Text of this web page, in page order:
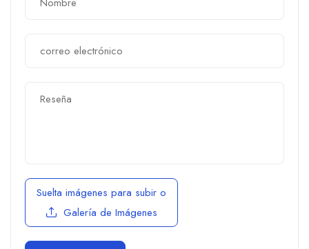
Suelta imágenes para subir o
Galería de Imágenes